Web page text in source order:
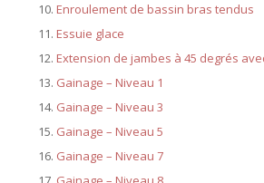
Enroulement de bassin bras tendus
Essuie glace
Extension de jambes à 45 degrés
Gainage – Niveau 1
Gainage – Niveau 3
Gainage – Niveau 5
Gainage – Niveau 7